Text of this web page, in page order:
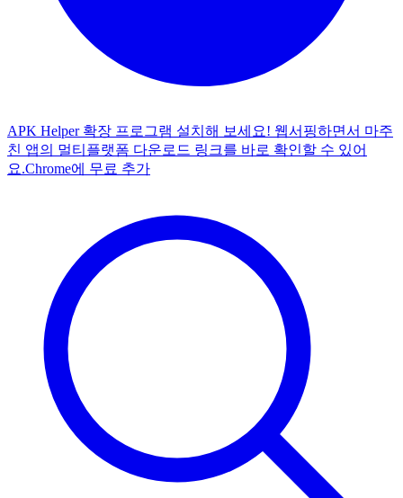
APK Helper 확장 프로그램 설치해 보세요! 웹서핑하면서 마주
친 앱의 멀티플랫폼 다운로드 링크를 바로 확인할 수 있어
요.Chrome에 무료 추가